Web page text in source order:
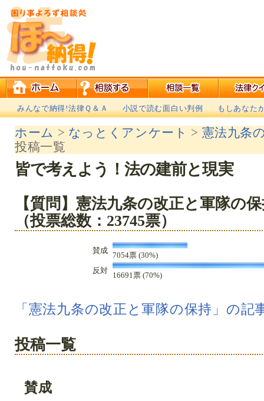
みんなで納得!法律Ｑ＆Ａ 小説で読む面白い判例 もしあなた
ホーム > なっとくアンケート > 憲法九条
投稿一覧
皆で考えよう！法の建前と現実
【質問】憲法九条の改正と軍隊の
（投票総数：23745票）
賛成
7054票 (30%)
反対
16691票 (70%)
「憲法九条の改正と軍隊の保持」の記
投稿一覧
賛成